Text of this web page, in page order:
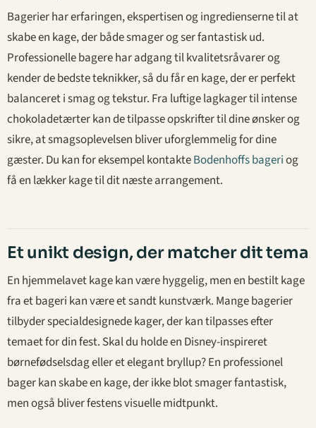
Bagerier har erfaringen, ekspertisen og ingredienserne til at
skabe en kage, der både smager og ser fantastisk ud.
Professionelle bagere har adgang til kvalitetsråvarer og
kender de bedste teknikker, så du får en kage, der er perfekt
balanceret i smag og tekstur. Fra luftige lagkager til intense
chokoladetærter kan de tilpasse opskrifter til dine ønsker og
sikre, at smagsoplevelsen bliver uforglemmelig for dine
gæster. Du kan for eksempel kontakteBodenhoffs bageriog
få en lækker kage til dit næste arrangement.
Et unikt design, der matcher dit tema
En hjemmelavet kage kan være hyggelig, men en bestilt kage
fra et bageri kan være et sandt kunstværk. Mange bagerier
tilbyder specialdesignede kager, der kan tilpasses efter
temaet for din fest. Skal du holde en Disney-inspireret
børnefødselsdag eller et elegant bryllup? En professionel
bager kan skabe en kage, der ikke blot smager fantastisk,
men også bliver festens visuelle midtpunkt.